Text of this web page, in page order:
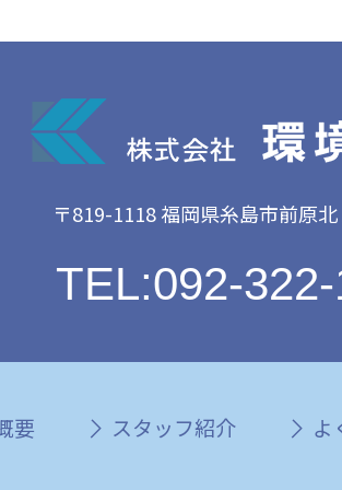
〒819-1118 福岡県糸島市前原
TEL:092-
要 スタッフ紹介 よ